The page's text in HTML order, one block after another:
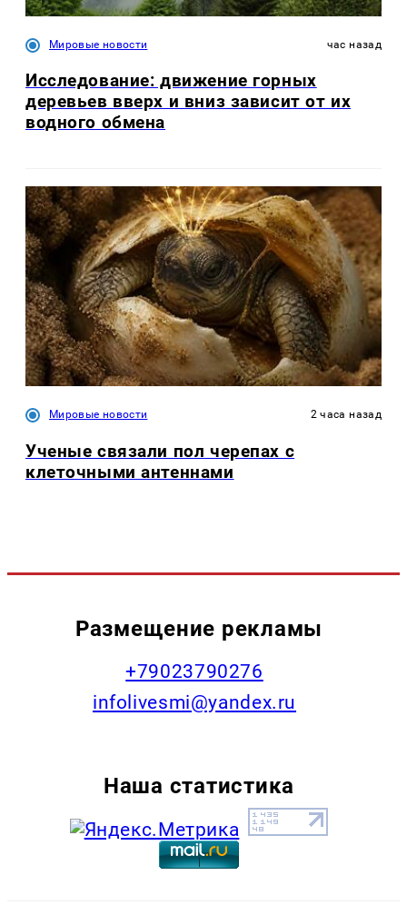
Мировые новости час назад
Исследование: движение горных
деревьев вверх и вниз зависит от их
водного обмена
Мировые новости 2 часа назад
Ученые связали пол черепах с
клеточными антеннами
Размещение рекламы
+79023790276
infolivesmi@yandex.ru
Наша статистика